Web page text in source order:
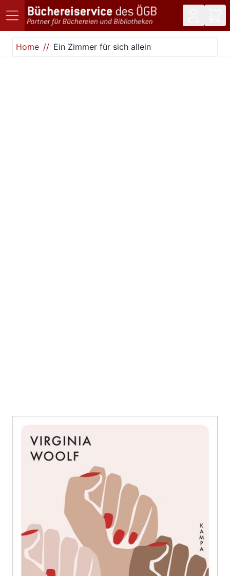
Direkt zum Inhalt
Home
Ein Zimmer für sich allein
Ein Zimmer für sich allein
Zur Wunschliste hinzufügen
Virginia Woolf
Verlag: Kampa 23.07.2020
Buch 192 Seiten
Softcover
ISBN: 978-3-31115008-
4